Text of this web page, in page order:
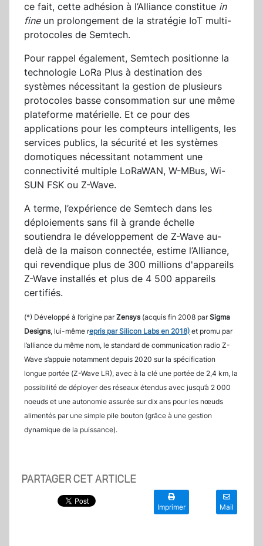
ce fait, cette adhésion à l’Alliance constitue in
fineun prolongement de la stratégie IoT multi-
protocoles de Semtech.
Pour rappel également, Semtech positionne la
technologie LoRa Plus à destination des
systèmes nécessitant la gestion de plusieurs
protocoles basse consommation sur une même
plateforme matérielle. Et ce pour des
applications pour les compteurs intelligents, les
services publics, la sécurité et les systèmes
domotiques nécessitant notamment une
connectivité multiple LoRaWAN, W-MBus, Wi-
SUN FSK ou Z-Wave.
A terme, l’expérience de Semtech dans les
déploiements sans fil à grande échelle
soutiendra le développement de Z-Wave au-
delà de la maison connectée, estime l’Alliance,
qui revendique plus de 300 millions d'appareils
Z-Wave installés et plus de 4 500 appareils
certifiés.
(*) Développé à l’origine parZensys (acquis fin 2008 parSigma
Designs, lui-même repris par Silicon Labs en 2018) et promu par
l’alliance du même nom, le standard de communication radio Z-
Wave s’appuie notamment depuis 2020 sur la spécification
longue portée (Z-Wave LR), avec à la clé une portée de 2,4 km, la
possibilité de déployer des réseaux étendus avec jusqu’à 2 000
noeuds et une autonomie assurée sur dix ans pour les nœuds
alimentés par une simple pile bouton (grâce à une gestion
dynamique de la puissance).
PARTAGER CET ARTICLE
Imprimer Mail